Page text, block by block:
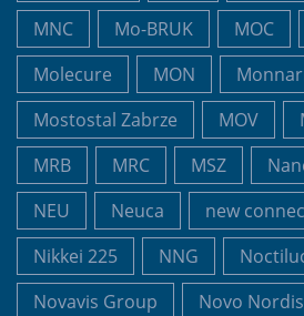
MNC
Mo-BRUK MOC
Molecure
MON
Mostostal Zabrze
MOV
MRB
MRC MSZ
NEU
Neuca new
Nikkei 225
NNG
Novavis Group
Novo